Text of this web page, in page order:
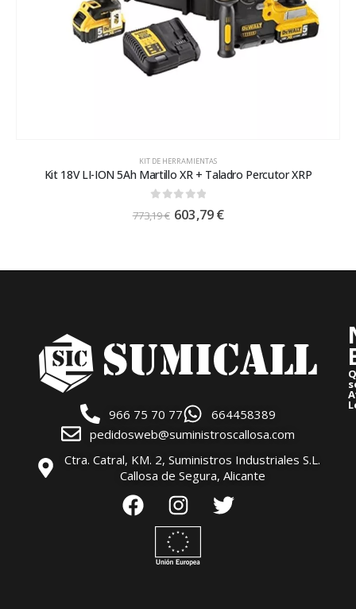
KIT DE HERRAMIENTAS
Kit 18V LI-ION 5Ah Martillo XR + Taladro Percutor XRP
out of 5
773,19€ 603,79€
966 75 70 77
664458389
pedidosweb@suministroscallosa.com
Ctra. Catral, KM. 2, Suministros Industriales S.L.
Callosa de Segura, Alicante